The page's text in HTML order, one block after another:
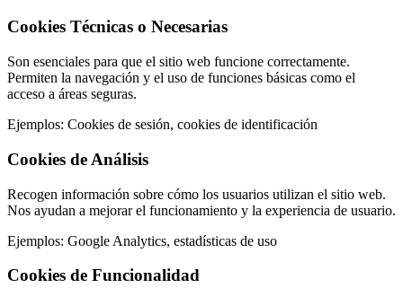
Cookies Técnicas o Necesarias
Son esenciales para que el sitio web funcione correctamente.
Permiten la navegación y el uso de funciones básicas como el
acceso a áreas seguras.
Ejemplos: Cookies de sesión, cookies de identificación
Cookies de Análisis
Recogen información sobre cómo los usuarios utilizan el sitio web.
Nos ayudan a mejorar el funcionamiento y la experiencia de usuario.
Ejemplos: Google Analytics, estadísticas de uso
Cookies de Funcionalidad